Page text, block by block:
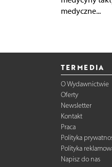
medyczne...
TERMEDIA
O Wydawnictwie
Oferty
Newsletter
Kontakt
Praca
Polityka
Polityka
Napisz do nas